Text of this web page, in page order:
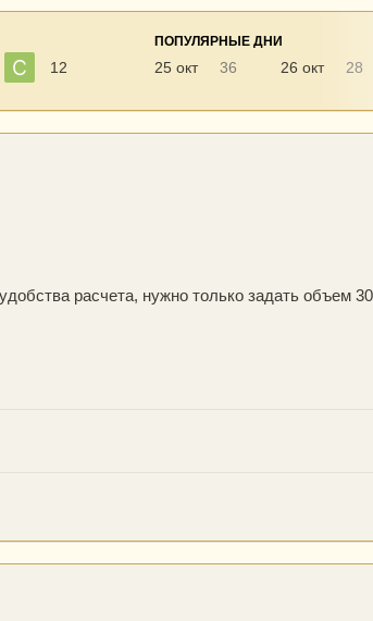
12
ПОПУЛЯРНЫЕ ДНИ
25 окт 36 26 окт 28
расчета, нужно только задать объем